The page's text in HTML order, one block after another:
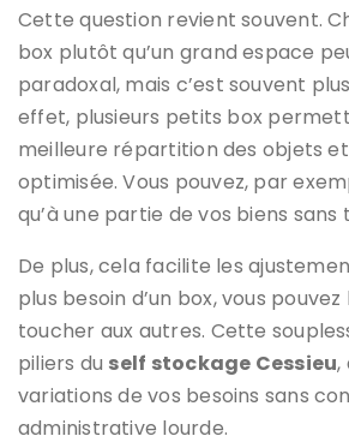
Cette question revient souvent.
box plutôt qu’un grand espace
paradoxal, mais c’est souvent
effet, plusieurs petits box
meilleure répartition des objets
optimisée. Vous pouvez, par
qu’à une partie de vos biens
De plus, cela facilite les
plus besoin d’un box, vous
toucher aux autres. Cette
piliers du self stockage Cessieu,
variations de vos besoins sans
administrative lourde.